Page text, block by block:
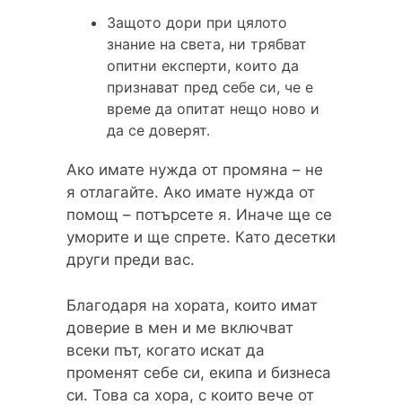
Защото дори при цялото
знание на света, ни трябват
опитни експерти, които да
признават пред себе си, че е
време да опитат нещо ново и
да се доверят.
Ако имате нужда от промяна – не
я отлагайте. Ако имате нужда от
помощ – потърсете я. Иначе ще се
уморите и ще спрете. Като десетки
други преди вас.
Благодаря на хората, които имат
доверие в мен и ме включват
всеки път, когато искат да
променят себе си, екипа и бизнеса
си. Това са хора, с които вече от